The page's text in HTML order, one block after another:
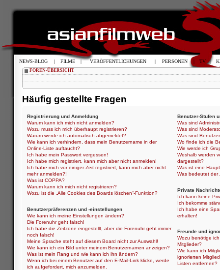
FOREN-ÜBERSICHT
Häufig gestellte Fragen
Registrierung und Anmeldung
Warum kann ich mich nicht anmelden?
Wozu muss ich mich überhaupt registrieren?
Warum werde ich automatisch abgemeldet?
Wie kann ich verhindern, dass mein Benutzername in der
Online-Liste auftaucht?
Ich habe mein Passwort vergessen!
Ich habe mich registriert, kann mich aber nicht anmelden!
Ich habe mich vor einiger Zeit registriert, kann mich aber nicht
mehr anmelden?!
Was ist COPPA?
Warum kann ich mich nicht registrieren?
Wozu ist die „Alle Cookies des Boards löschen“-Funktion?
Benutzerpräferenzen und -einstellungen
Wie kann ich meine Einstellungen ändern?
Die Forenuhr geht falsch!
Ich habe die Zeitzone eingestellt, aber die Forenuhr geht immer
noch falsch!
Meine Sprache steht auf diesem Board nicht zur Auswahl!
Wie kann ich ein Bild unter meinem Benutzernamen anzeigen?
Was ist mein Rang und wie kann ich ihn ändern?
Wenn ich bei einem Benutzer auf den E-Mail-Link klicke, werde
ich aufgefordert, mich anzumelden.
Benutzer-Stufen
Was sind
Was sind
Was sind
Wo finde ich die
Wie werde ich
Weshalb werden
dargestellt?
Was ist eine
Was bedeutet der
Private
Ich kann keine
Ich bekomme
Ich habe eine
erhalten!
Freunde und
Wozu benötige
Mitglieder?
Wie kann ich
ignorierten
Listen entfernen?
NEWS-BLOG | FILME | VERÖFFENTLICHUNGEN | PERSONEN | TV |